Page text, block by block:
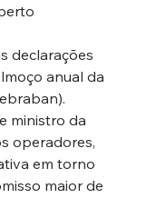
declarações
anual da
ministro da
operadores,
em torno
maior de